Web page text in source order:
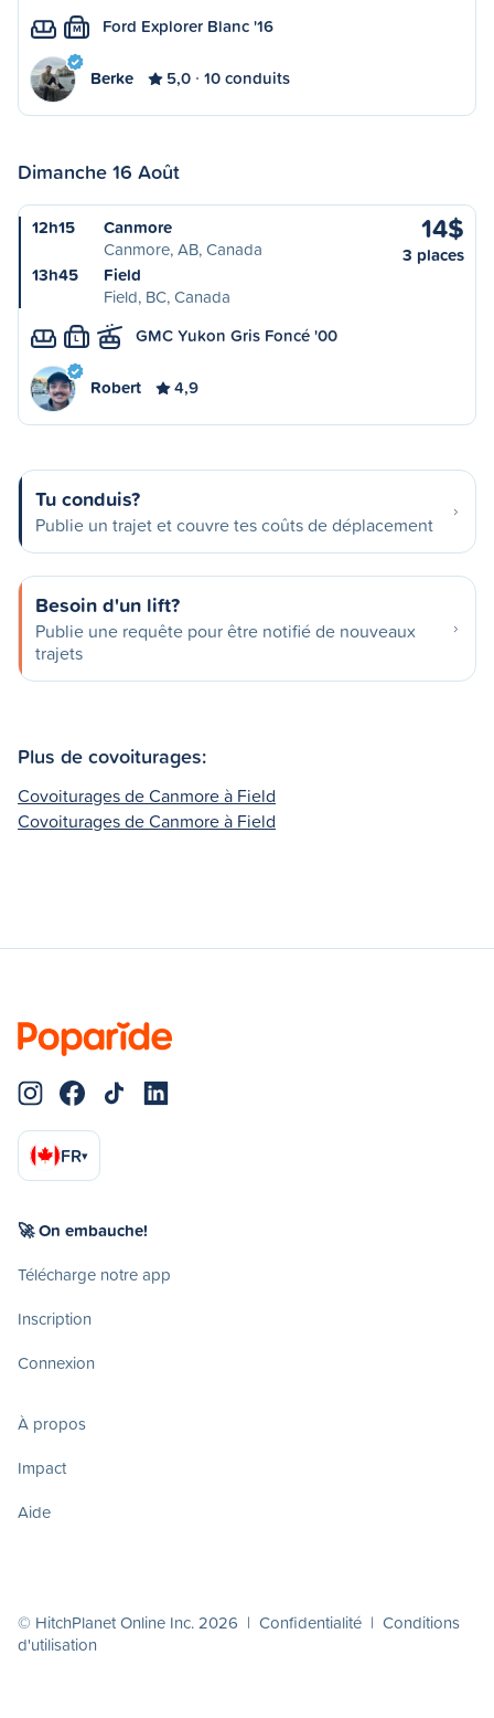
M Ford Explorer Blanc '16
Berke 5,0 10 conduits
Dimanche 16 Août
12h15
Canmore
Canmore, AB, Canada
13h45
Field
Field, BC, Canada
14$
3 places
L GMC Yukon Gris Foncé '00
Robert 4,9
Tu conduis?
Publie un trajet et couvre tes coûts de déplacement
Besoin d'un lift?
Publie une requête pour être notifié de nouveaux
trajets
Plus de covoiturages:
Covoiturages de Canmore à Field
Covoiturages de Canmore à Field
FR▾
🚀 On embauche!
Télécharge notre app
Inscription
Connexion
À propos
Impact
Aide
© HitchPlanet Online Inc. 2026 | Confidentialité | Conditions
d'utilisation